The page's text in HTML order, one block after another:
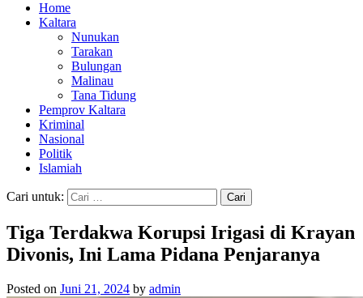
Home
Kaltara
Nunukan
Tarakan
Bulungan
Malinau
Tana Tidung
Pemprov Kaltara
Kriminal
Nasional
Politik
Islamiah
Cari untuk:
Tiga Terdakwa Korupsi Irigasi di Krayan
Divonis, Ini Lama Pidana Penjaranya
Posted on Juni 21, 2024 by admin